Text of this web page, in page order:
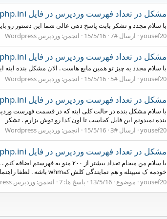
مشکل در تعداد فهرست وردپرس در فایل php.ini
با سلام مجدد و تشکر بابت پاسخ دهی عالی شما این دستور رو باید
yousef20 ارسال #7 15/5/16 انجمن: وردپرس Wordpress
مشکل در تعداد فهرست وردپرس در فایل php.ini
با سلام مجدد یه چیز تو همین مایع هاست . الان مشکل بنده
yousef20 ارسال #5 15/5/16 انجمن: وردپرس Wordpress
مشکل در تعداد فهرست وردپرس در فایل php.ini
بنده نمیدونم این فایل کجاست تا اون کدا رو توش بزارم . تشکر
yousef20 ارسال #3 15/5/16 انجمن: وردپرس Wordpress
مشکل در تعداد فهرست وردپرس در فایل php.ini
خودمه ک سیپنله و هم نمایندگی کلش کهwhm باشه . لطفا راهنمایی بفرمایید تشکر
yousef20 موضوع 13/5/16 پاسخ ها: 7 انجمن: وردپرس Wordpress